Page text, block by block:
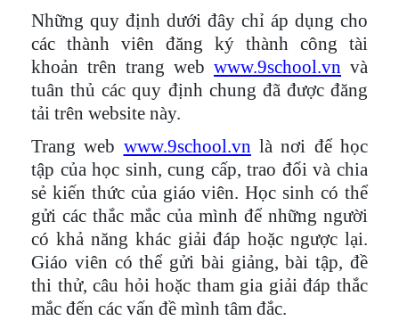
Những quy định dưới đây chỉ áp dụng cho
các thành viên đăng ký thành công tài
khoản trên trang web www.9school.vn và
tuân thủ các quy định chung đã được đăng
tải trên website này.
Trang web www.9school.vn là nơi để học
tập của học sinh, cung cấp, trao đổi và chia
sẻ kiến thức của giáo viên. Học sinh có thể
gửi các thắc mắc của mình để những người
có khả năng khác giải đáp hoặc ngược lại.
Giáo viên có thể gửi bài giảng, bài tập, đề
thi thử, câu hỏi hoặc tham gia giải đáp thắc
mắc đến các vấn đề mình tâm đắc.